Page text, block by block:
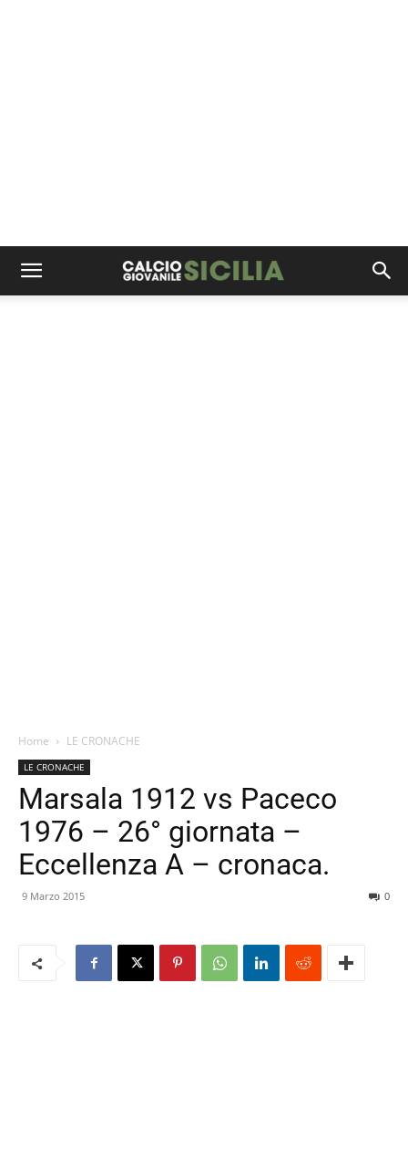
Home LE CRONACHE
LE CRONACHE
Marsala 1912 vs Paceco
1976 – 26° giornata –
Eccellenza A – cronaca.
9 Marzo 2015 0